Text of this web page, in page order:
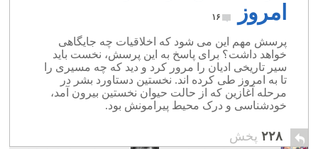
امروز
۱۶
پرسش مهم این می شود که اخلاقیات چه جایگاهی
خواهد داشت؟ برای پاسخ به این پرسش، نخست باید
سیر تاریخی ادیان را مرور کرد و دید که چه مسیری را
تا به امروز طی کرده اند. نخستین دستاورد بشر در
مرحله آغازین که از حالت حیوان نخستین بیرون آمد،
خودشناسی و درک محیط پیرامونش بود.
۲۲۸ پخش